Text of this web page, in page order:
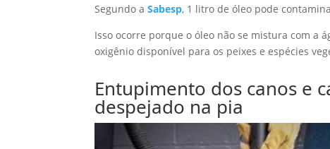
Segundo aSabesp, 1 litro de óleo pode
Isso ocorre porque o óleo não se mistura com a
oxigênio disponível para os peixes e espécies
Entupimento dos canos e
despejado na pia